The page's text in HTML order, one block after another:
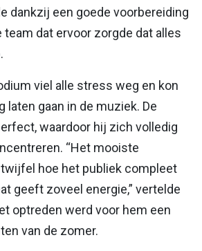
dankzij een goede voorbereiding
dat ervoor zorgde dat alles
viel alle stress weg en kon
laten gaan in de muziek. De
waardoor hij zich volledig
“Het mooiste
hoe het publiek compleet
geeft zoveel energie,” vertelde
optreden werd voor hem een
van de zomer.